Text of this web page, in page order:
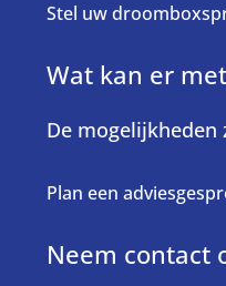
Stel uw
Wat kan er
De mogelijkheden
Plan een
Neem contact